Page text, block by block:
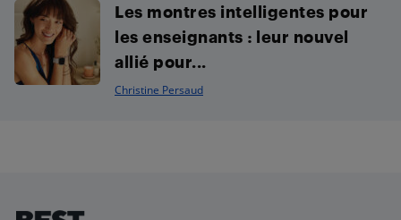
Les montres intelligentes pour
les enseignants : leur nouvel
allié pour...
Christine Persaud